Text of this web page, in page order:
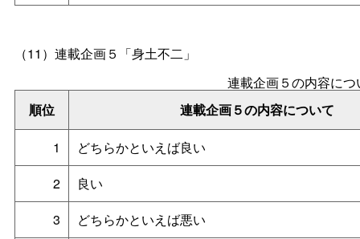
（11） 連載企画５「身土不二」
順位 連載企画５の内容について
連載企画５の内容につ
1
どちらかといえば良い
2
良い
3
どちらかといえば悪い